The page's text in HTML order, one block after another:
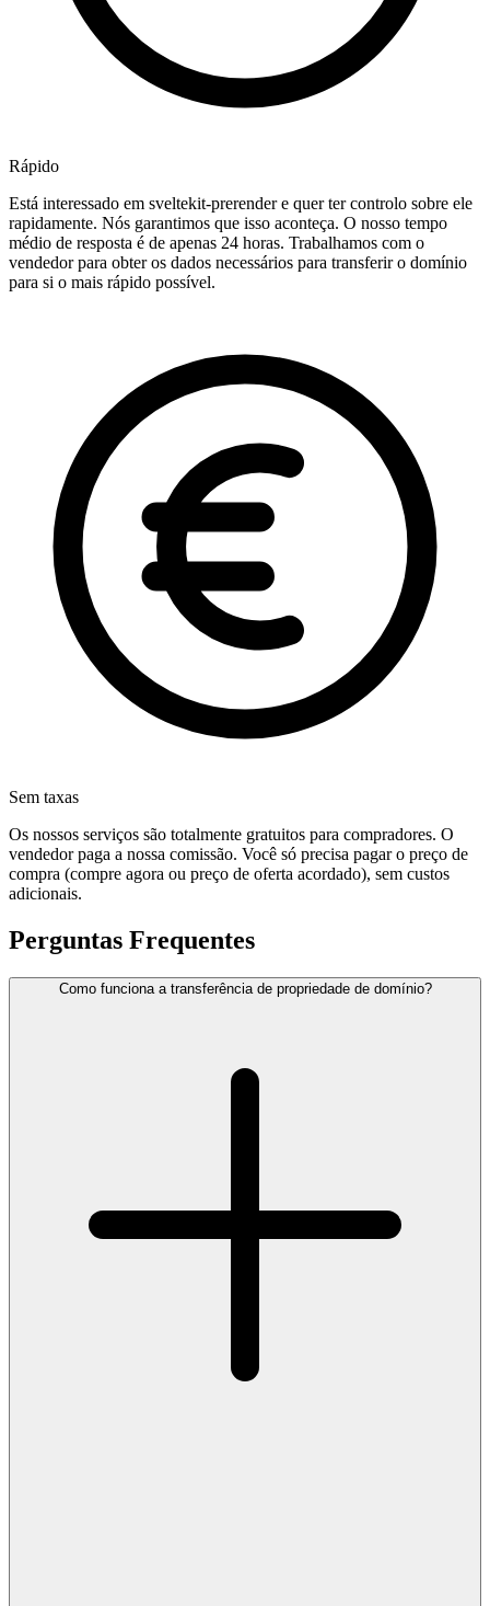
Rápido
Está interessado em sveltekit-prerender e quer ter controlo sobre ele
rapidamente. Nós garantimos que isso aconteça. O nosso tempo
médio de resposta é de apenas 24 horas. Trabalhamos com o
vendedor para obter os dados necessários para transferir o domínio
para si o mais rápido possível.
Sem taxas
Os nossos serviços são totalmente gratuitos para compradores. O
vendedor paga a nossa comissão. Você só precisa pagar o preço de
compra (compre agora ou preço de oferta acordado), sem custos
adicionais.
Perguntas Frequentes
Como funciona a transferência de propriedade de domínio?